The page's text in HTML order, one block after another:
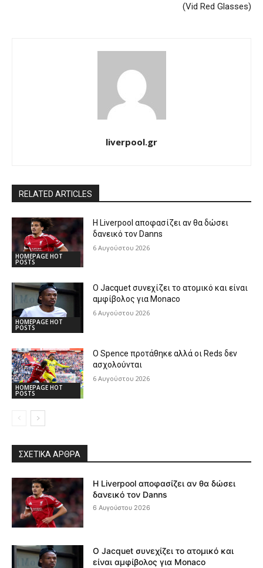
(Vid Red Glasses)
liverpool.gr
RELATED ARTICLES
HOMEPAGE HOT
POSTS
Η Liverpool αποφασίζει αν θα δώσει
δανεικό τον Danns
6 Αυγούστου 2026
HOMEPAGE HOT
POSTS
Ο Jacquet συνεχίζει το ατομικό και είναι
αμφίβολος για Monaco
6 Αυγούστου 2026
HOMEPAGE HOT
POSTS
Ο Spence προτάθηκε αλλά οι Reds δεν
ασχολούνται
6 Αυγούστου 2026
ΣΧΕΤΙΚΆ ΆΡΘΡΑ
Η Liverpool αποφασίζει αν θα δώσει
δανεικό τον Danns
6 Αυγούστου 2026
Ο Jacquet συνεχίζει το ατομικό και
είναι αμφίβολος για Monaco